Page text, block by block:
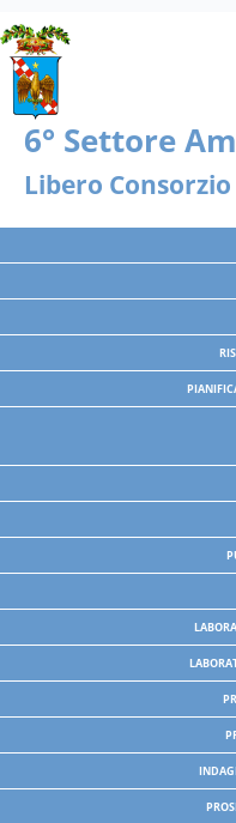
questo
sito
Web
include
un
sistema
accessibilità.
Libero